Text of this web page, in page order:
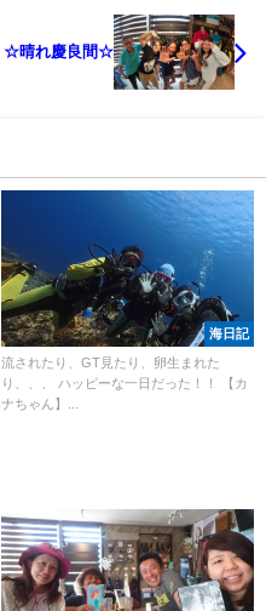
☆晴れ慶良間☆
海日記
流されたり、GT見たり、卵生まれた
り、、、 ハッピーな一日だった！！ 【カ
ナちゃん】...